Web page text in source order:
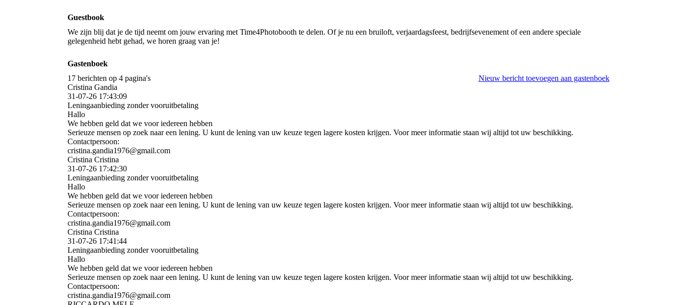
Guestbook
We zijn blij dat je de tijd neemt om jouw ervaring met Time4Photobooth te delen. Of je nu een bruiloft, verjaardagsfeest, bedrijfsevenement of een andere speciale
gelegenheid hebt gehad, we horen graag van je!
Gastenboek
17 berichten op 4 pagina's
Nieuw bericht toevoegen aan gastenboek
Cristina Gandia
31-07-26 17:43:09
Leningaanbieding zonder vooruitbetaling
Hallo
We hebben geld dat we voor iedereen hebben
Serieuze mensen op zoek naar een lening. U kunt de lening van uw keuze tegen lagere kosten krijgen. Voor meer informatie staan ​​wij altijd tot uw beschikking.
Contactpersoon:
cristina.­gandia1976@­gmail.­com
Cristina Cristina
31-07-26 17:42:30
Leningaanbieding zonder vooruitbetaling
Hallo
We hebben geld dat we voor iedereen hebben
Serieuze mensen op zoek naar een lening. U kunt de lening van uw keuze tegen lagere kosten krijgen. Voor meer informatie staan ​​wij altijd tot uw beschikking.
Contactpersoon:
cristina.­gandia1976@­gmail.­com
Cristina Cristina
31-07-26 17:41:44
Leningaanbieding zonder vooruitbetaling
Hallo
We hebben geld dat we voor iedereen hebben
Serieuze mensen op zoek naar een lening. U kunt de lening van uw keuze tegen lagere kosten krijgen. Voor meer informatie staan ​​wij altijd tot uw beschikking.
Contactpersoon:
cristina.­gandia1976@­gmail.­com